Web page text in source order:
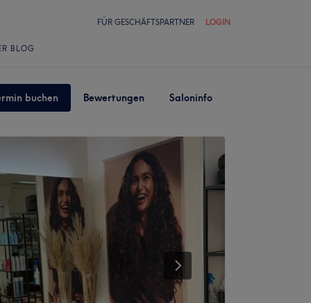
FÜR GESCHÄFTSPARTNER LOGIN
BLOG
buchen Bewertungen Saloninfo